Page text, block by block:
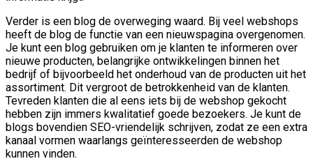
Verder is een blog de overweging waard. Bij veel webshops
heeft de blog de functie van een nieuwspagina overgenomen.
Je kunt een blog gebruiken om je klanten te informeren over
nieuwe producten, belangrijke ontwikkelingen binnen het
bedrijf of bijvoorbeeld het onderhoud van de producten uit het
assortiment. Dit vergroot de betrokkenheid van de klanten.
Tevreden klanten die al eens iets bij de webshop gekocht
hebben zijn immers kwalitatief goede bezoekers. Je kunt de
blogs bovendien SEO-vriendelijk schrijven, zodat ze een extra
kanaal vormen waarlangs geïnteresseerden de webshop
kunnen vinden.